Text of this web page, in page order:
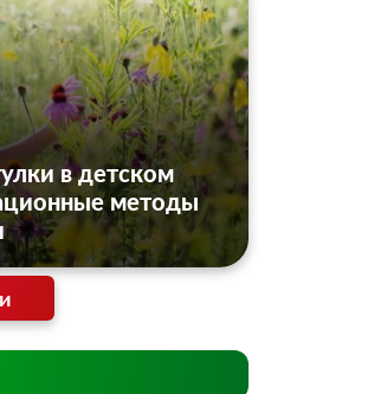
в детском
методы